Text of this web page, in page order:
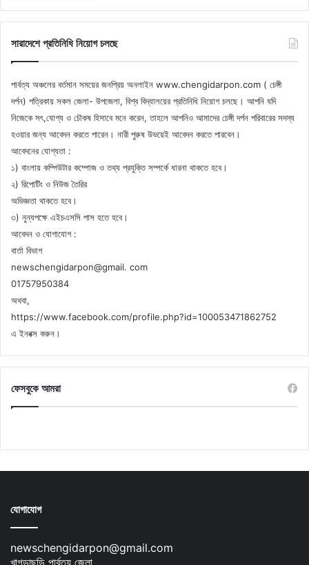
সারাদেশে প্রতিনিধি নিয়োগ চলছে
পার্বত্য অঞ্চলের বর্তমান সময়ের জনপ্রিয় অনলাইন www.chengidarpon.com ( চেঙ্গী
দর্পন) পত্রিকায় সকল জেলা- উপজেলা, বিশ্ব বিদ্যালয়ের প্রতিনিধি নিয়োগ চলছে। আপনি যদি
নিজেকে সৎ,যোগ্য ও চৌকষ হিসাবে মনে করেন, তাহলে আপনিও আমাদের চেঙ্গী দর্পন পরিবারের সদস্য
হওয়ার জন্য আবেদন করতে পারেন। নারী পুরুষ উভয়েই আবেদন করতে পারবেন।
আবেদনের যোগ্যতা :
১) বাংলায় কম্পিউটার কম্পোজ ও তথ্য প্রযুক্তি সম্পর্কে ধারনা থাকতে হবে।
২) রিপোটিং ও নিউজ তৈরির
অভিজ্ঞতা থাকতে হবে।
৩) নুন্যপক্ষে এইচএসসি পাস হতে হবে।
আবেদন ও যোগাযোগ :
বার্তা বিভাগ
newschengidarpon@gmail. com
01757950384
অথবা,
https://www.facebook.com/profile.php?id=100053471862752
এ ইনবক্স করুন।
ফেসবুকে আমরা
যোগাযোগ
newschengidarpon@gmail.com
খাগড়াছড়ি পার্বত্য জেলা